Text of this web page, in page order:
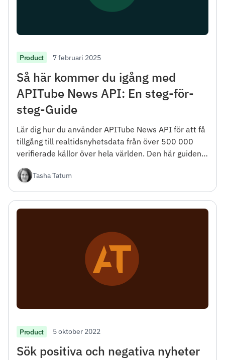
Product 7 februari 2025
Så här kommer du igång med
APITube News API: En steg-för-
steg-Guide
Lär dig hur du använder APITube News API för att få
tillgång till realtidsnyhetsdata från över 500 000
verifierade källor över hela världen. Den här guiden
filtreringsalternativ.
Tasha Tatum
Product 5 oktober 2022
Sök positiva och negativa nyheter